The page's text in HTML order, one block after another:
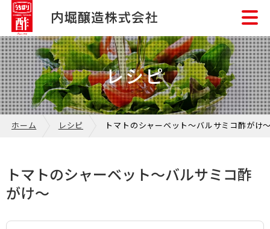
レシピ
ホーム レシピ トマトのシャーベット～バルサミコ酢がけ
トマトのシャーベット～バルサミコ酢
がけ～